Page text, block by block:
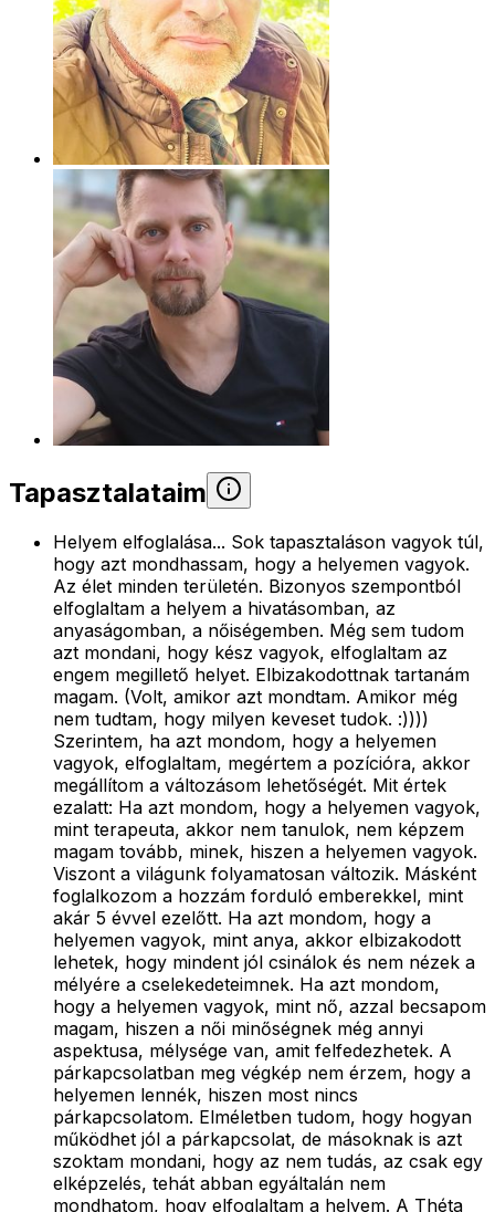
Tapasztalataim
Helyem elfoglalása... Sok tapasztaláson vagyok túl,
hogy azt mondhassam, hogy a helyemen vagyok.
Az élet minden területén. Bizonyos szempontból
elfoglaltam a helyem a hivatásomban, az
anyaságomban, a nőiségemben. Még sem tudom
azt mondani, hogy kész vagyok, elfoglaltam az
engem megillető helyet. Elbizakodottnak tartanám
magam. (Volt, amikor azt mondtam. Amikor még
nem tudtam, hogy milyen keveset tudok. :))))
Szerintem, ha azt mondom, hogy a helyemen
vagyok, elfoglaltam, megértem a pozícióra, akkor
megállítom a változásom lehetőségét. Mit értek
ezalatt: Ha azt mondom, hogy a helyemen vagyok,
mint terapeuta, akkor nem tanulok, nem képzem
magam tovább, minek, hiszen a helyemen vagyok.
Viszont a világunk folyamatosan változik. Másként
foglalkozom a hozzám forduló emberekkel, mint
akár 5 évvel ezelőtt. Ha azt mondom, hogy a
helyemen vagyok, mint anya, akkor elbizakodott
lehetek, hogy mindent jól csinálok és nem nézek a
mélyére a cselekedeteimnek. Ha azt mondom,
hogy a helyemen vagyok, mint nő, azzal becsapom
magam, hiszen a női minőségnek még annyi
aspektusa, mélysége van, amit felfedezhetek. A
párkapcsolatban meg végkép nem érzem, hogy a
helyemen lennék, hiszen most nincs
párkapcsolatom. Elméletben tudom, hogy hogyan
működhet jól a párkapcsolat, de másoknak is azt
szoktam mondani, hogy az nem tudás, az csak egy
elképzelés, tehát abban egyáltalán nem
mondhatom, hogy elfoglaltam a helyem. A Théta